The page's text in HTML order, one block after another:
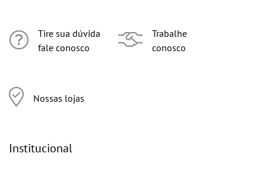
Tire sua dúvida
fale conosco
Nossas lojas
Trabalhe
conosco
Institucional